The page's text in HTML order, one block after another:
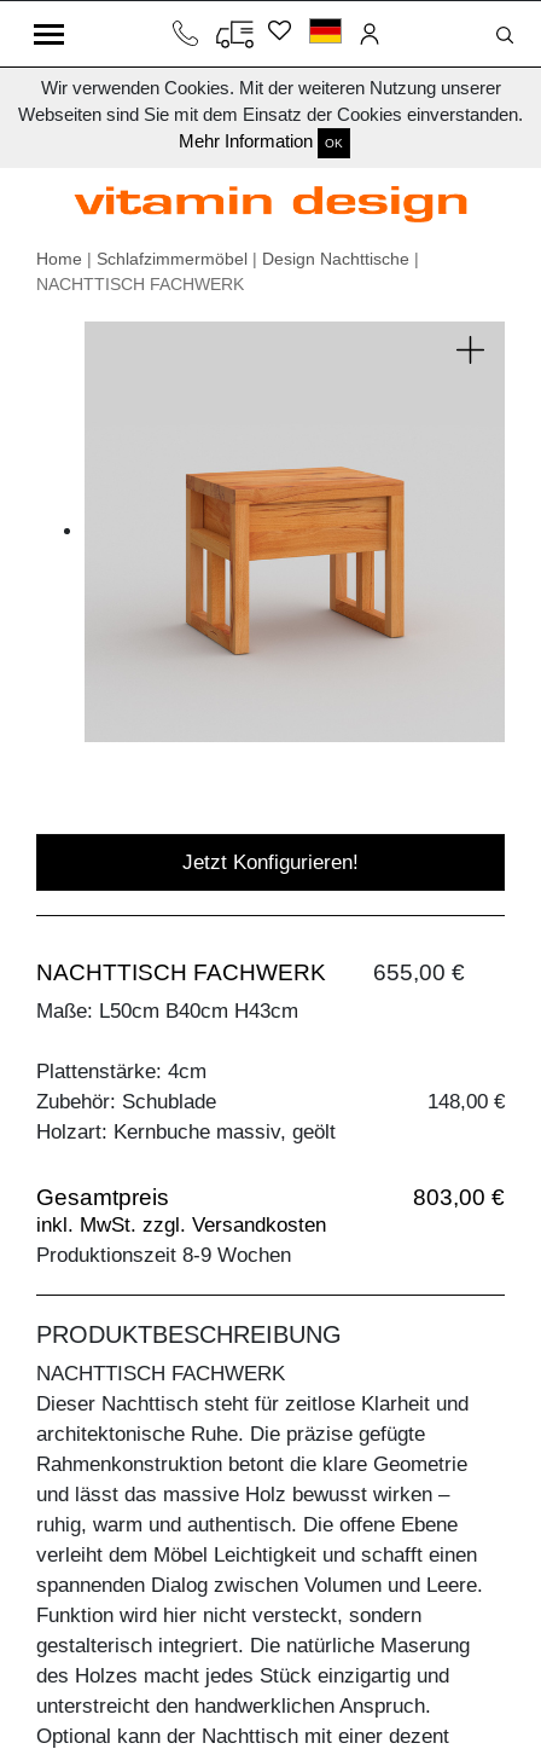
Wir verwenden Cookies. Mit der weiteren Nutzung unserer
Webseiten sind Sie mit dem Einsatz der Cookies einverstanden.
Mehr Information
OK
Home | Schlafzimmermöbel | Design Nachttische |
NACHTTISCH FACHWERK
Jetzt Konfigurieren!
NACHTTISCH FACHWERK 655,00 €
Maße: L50cm B40cm H43cm
Plattenstärke: 4cm
Zubehör: Schublade
148,00 €
Holzart: Kernbuche massiv, geölt
Gesamtpreis 803,00 €
inkl. MwSt. zzgl. Versandkosten
Produktionszeit 8-9 Wochen
PRODUKTBESCHREIBUNG
NACHTTISCH FACHWERK
Dieser Nachttisch steht für zeitlose Klarheit und
architektonische Ruhe. Die präzise gefügte
Rahmenkonstruktion betont die klare Geometrie
und lässt das massive Holz bewusst wirken –
ruhig, warm und authentisch. Die offene Ebene
verleiht dem Möbel Leichtigkeit und schafft einen
spannenden Dialog zwischen Volumen und Leere.
Funktion wird hier nicht versteckt, sondern
gestalterisch integriert. Die natürliche Maserung
des Holzes macht jedes Stück einzigartig und
unterstreicht den handwerklichen Anspruch.
Optional kann der Nachttisch mit einer dezent